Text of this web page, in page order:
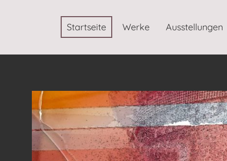
Startseite Werke Ausstellungen